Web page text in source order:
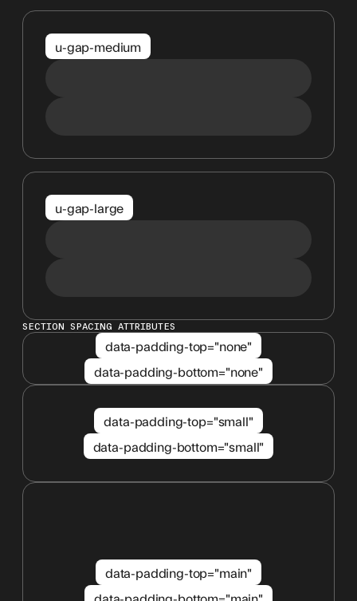
u-gap-medium
u-gap-large
SECTION SPACING ATTRIBUTES
data-padding-top="none"
data-padding-bottom="none"
data-padding-top="small"
data-padding-bottom="small"
data-padding-top="main"